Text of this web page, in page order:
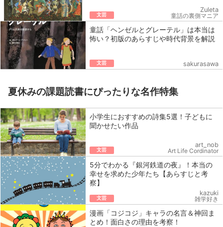
文芸
Zuleta
童話の裏側マニア
童話「ヘンゼルとグレーテル」は本当は
怖い？初版のあらすじや時代背景を解説
文芸 sakurasawa
夏休みの課題読書にぴったりな名作特集
小学生におすすめの詩集5選！子どもに
聞かせたい作品
文芸
art_nob
Art Life Cordinator
5分でわかる『銀河鉄道の夜』！本当の
幸せを求めた少年たち【あらすじと考
察】
文芸
kazuki
雑学好き
漫画「コジコジ」キャラの名言＆神回ま
とめ！面白さの理由を考察！